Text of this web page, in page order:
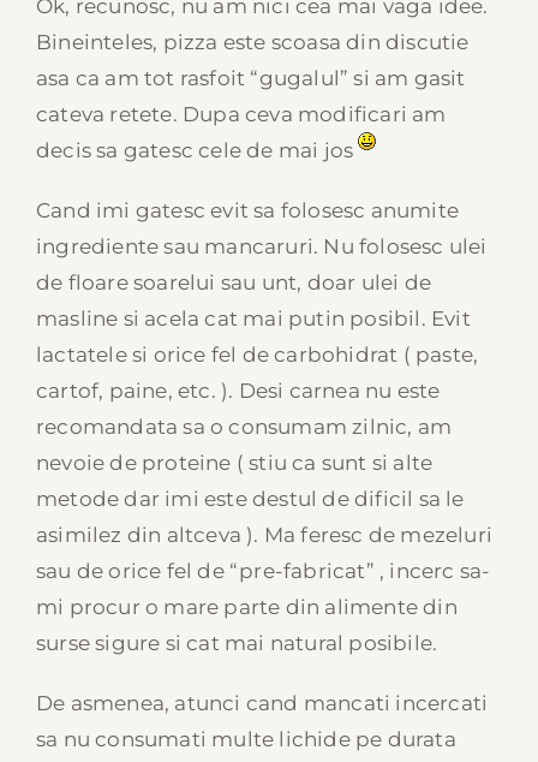
Ok, recunosc, nu am nici cea mai vaga idee.
Bineinteles, pizza este scoasa din discutie
asa ca am tot rasfoit “gugalul” si am gasit
cateva retete. Dupa ceva modificari am
decis sa gatesc cele de mai jos
Cand imi gatesc evit sa folosesc anumite
ingrediente sau mancaruri. Nu folosesc ulei
de floare soarelui sau unt, doar ulei de
masline si acela cat mai putin posibil. Evit
lactatele si orice fel de carbohidrat ( paste,
cartof, paine, etc. ). Desi carnea nu este
recomandata sa o consumam zilnic, am
nevoie de proteine ( stiu ca sunt si alte
metode dar imi este destul de dificil sa le
asimilez din altceva ). Ma feresc de mezeluri
sau de orice fel de “pre-fabricat” , incerc sa-
mi procur o mare parte din alimente din
surse sigure si cat mai natural posibile.
De asmenea, atunci cand mancati incercati
sa nu consumati multe lichide pe durata